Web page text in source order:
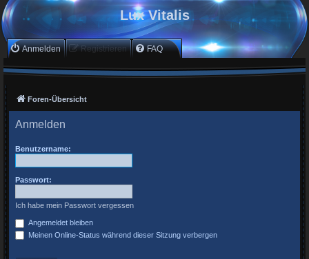
Lux Vitalis
Anmelden Registrieren FAQ
Foren-Übersicht
Anmelden
Benutzername:
Passwort:
Ich habe mein Passwort vergessen
Angemeldet bleiben
Meinen Online-Status während dieser Sitzung verbergen